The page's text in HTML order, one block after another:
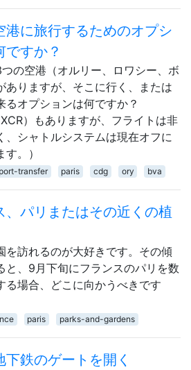
港に旅行するためのオプシ
ですか？
の空港（オルリー、ロワシー、ボ
ありますが、そこに行く、または
るオプションは何ですか？
XCR）もありますが、フライトは非
、シャトルシステムは現在オフに
。）
transfer paris cdg ory bva
、パリまたはその近くの植
を訪れるのが大好きです。その傾
と、9月下旬にフランスのパリを数
る場合、どこに向かうべきです
paris parks-and-gardens
下鉄のゲートを開く